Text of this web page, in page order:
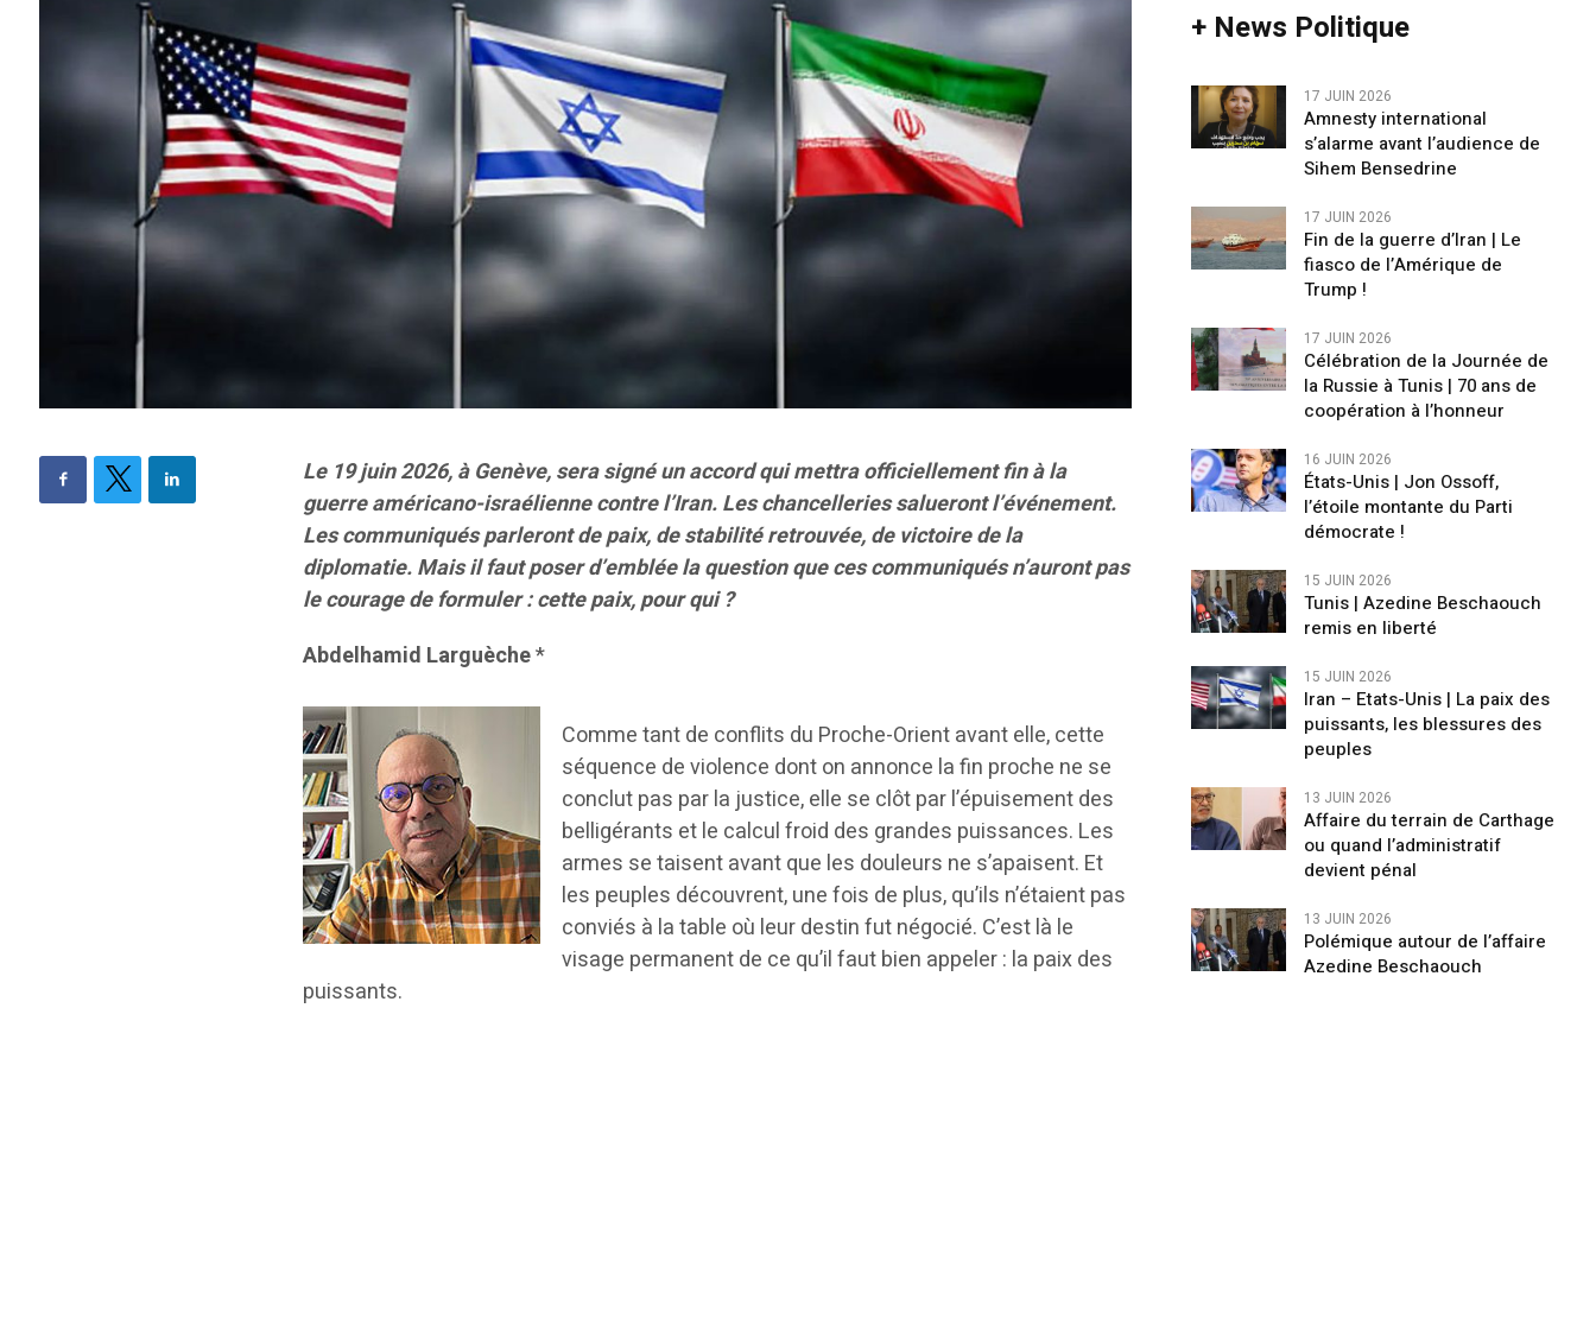
Le 19 juin 2026, à Genève, sera signé un accord qui mettra officiellement fin à la
guerre américano-israélienne contre l’Iran. Les chancelleries salueront l’événement.
Les communiqués parleront de paix, de stabilité retrouvée, de victoire de la
diplomatie. Mais il faut poser d’emblée la question que ces communiqués n’auront pas
le courage de formuler : cette paix, pour qui ?
Abdelhamid Larguèche*
Comme tant de conflits du Proche-Orient avant elle, cette
séquence de violence dont on annonce la fin proche ne se
conclut pas par la justice, elle se clôt par l’épuisement des
belligérants et le calcul froid des grandes puissances. Les
armes se taisent avant que les douleurs ne s’apaisent. Et
les peuples découvrent, une fois de plus, qu’ils n’étaient pas
conviés à la table où leur destin fut négocié. C’est là le
visage permanent de ce qu’il faut bien appeler : la paix des
puissants.
+ News Politique
17 JUIN 2026
Amnesty international
s’alarme avant l’audience de
Sihem Bensedrine
17 JUIN 2026
Fin de la guerre d’Iran | Le
fiasco de l’Amérique de
Trump !
17 JUIN 2026
Célébration de la Journée de
la Russie à Tunis | 70 ans de
coopération à l’honneur
16 JUIN 2026
États-Unis | Jon Ossoff,
l’étoile montante du Parti
démocrate !
15 JUIN 2026
Tunis | Azedine Beschaouch
remis en liberté
15 JUIN 2026
Iran – Etats-Unis | La paix des
puissants, les blessures des
peuples
13 JUIN 2026
Affaire du terrain de Carthage
ou quand l’administratif
devient pénal
13 JUIN 2026
Polémique autour de l’affaire
Azedine Beschaouch